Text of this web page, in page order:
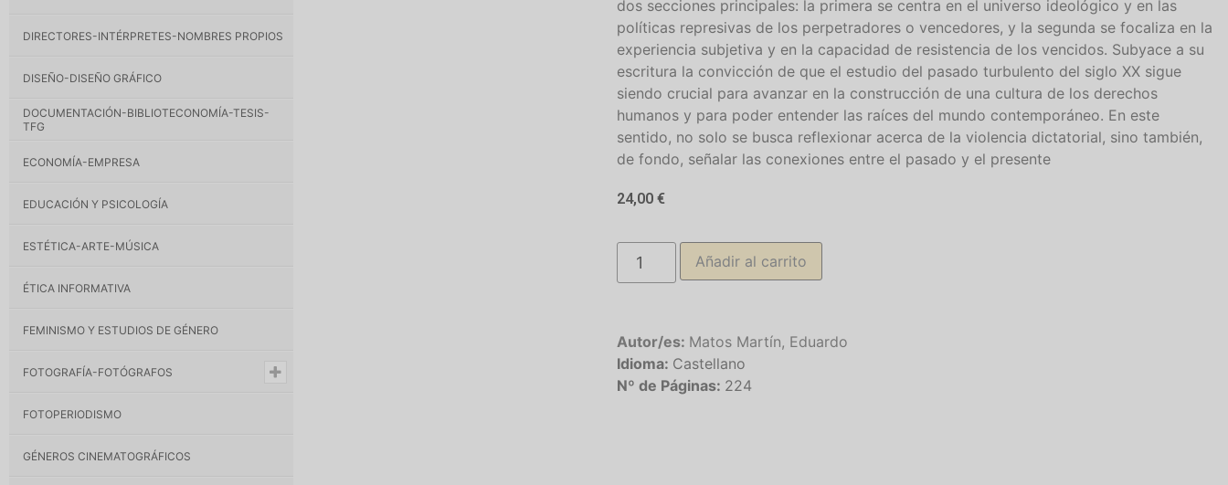
DIRECTORES-INTÉRPRETES-NOMBRES PROPIOS
DISEÑO-DISEÑO GRÁFICO
DOCUMENTACIÓN-BIBLIOTECONOMÍA-TESIS-
TFG
ECONOMÍA-EMPRESA
EDUCACIÓN Y PSICOLOGÍA
ESTÉTICA-ARTE-MÚSICA
ÉTICA INFORMATIVA
FEMINISMO Y ESTUDIOS DE GÉNERO
FOTOGRAFÍA-FOTÓGRAFOS
FOTOPERIODISMO
GÉNEROS CINEMATOGRÁFICOS
dos secciones principales: la primera se centra en el universo ideológico y en las
políticas represivas de los perpetradores o vencedores, y la segunda se focaliza en la
experiencia subjetiva y en la capacidad de resistencia de los vencidos. Subyace a su
escritura la convicción de que el estudio del pasado turbulento del siglo XX sigue
siendo crucial para avanzar en la construcción de una cultura de los derechos
humanos y para poder entender las raíces del mundo contemporáneo. En este
sentido, no solo se busca reflexionar acerca de la violencia dictatorial, sino también,
de fondo, señalar las conexiones entre el pasado y el presente
24,00€
Añadir al carrito
Autor/es: Matos Martín, Eduardo
Idioma: Castellano
Nº de Páginas: 224